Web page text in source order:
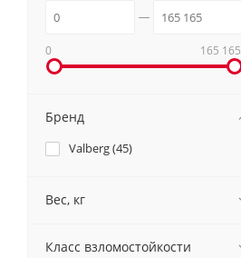
0 165 165
Бренд
Valberg (45)
Вес, кг
Класс взломостойкости